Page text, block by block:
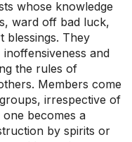
whose knowledge
ward off bad luck,
blessings. They
and
the rules of
Members come
irrespective of
becomes a
by spirits or